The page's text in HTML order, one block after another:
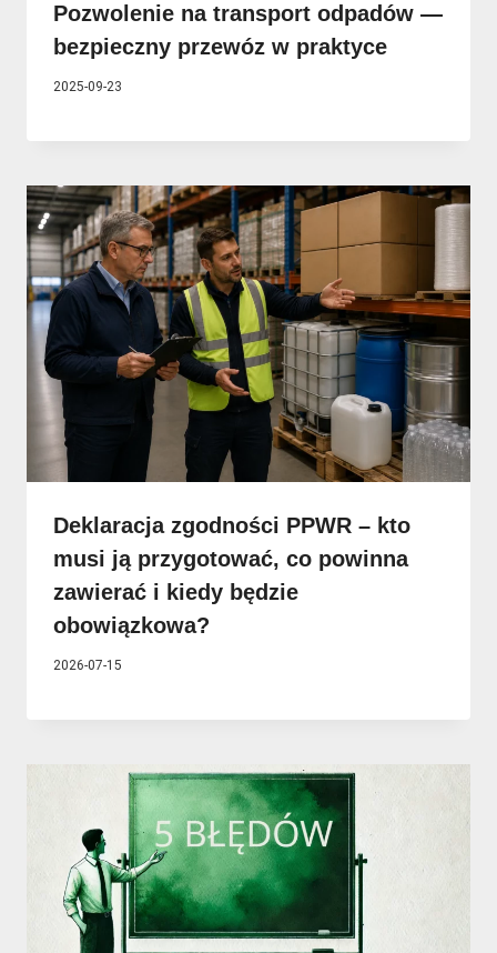
Pozwolenie na transport odpadów —
bezpieczny przewóz w praktyce
2025-09-23
Deklaracja zgodności PPWR – kto
musi ją przygotować, co powinna
zawierać i kiedy będzie
obowiązkowa?
2026-07-15